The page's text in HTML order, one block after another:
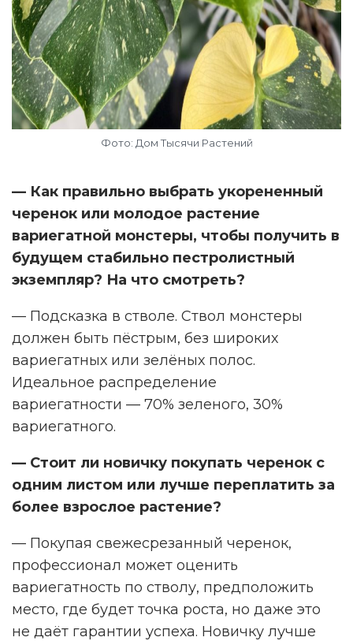
Фото: Дом Тысячи Растений
— Как правильно выбрать укорененный
черенок или молодое растение
вариегатной монстеры, чтобы получить в
будущем стабильно пестролистный
экземпляр? На что смотреть?
— Подсказка в стволе. Ствол монстеры
должен быть пёстрым, без широких
вариегатных или зелёных полос.
Идеальное распределение
вариегатности — 70% зеленого, 30%
вариегатного.
— Стоит ли новичку покупать черенок с
одним листом или лучше переплатить за
более взрослое растение?
— Покупая свежесрезанный черенок,
профессионал может оценить
вариегатность по стволу, предположить
место, где будет точка роста, но даже это
не даёт гарантии успеха. Новичку лучше